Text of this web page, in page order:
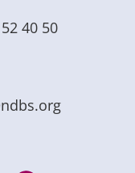
40 50